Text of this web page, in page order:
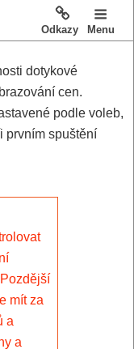
Odkazy Menu
dotykové
cen.
podle voleb,
prvním spuštění
mít za
a
a